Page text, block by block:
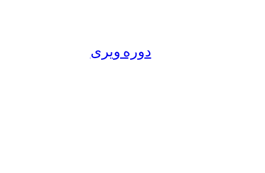
دوره ویری